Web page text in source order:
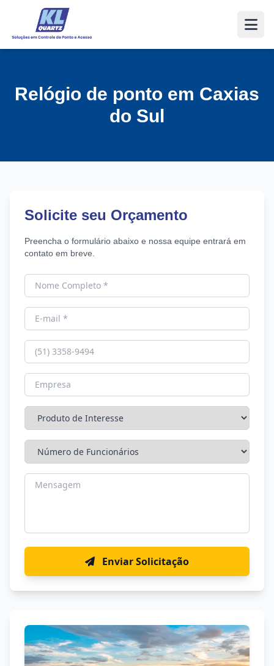
Relógio de ponto em Caxias
do Sul
Solicite seu Orçamento
Preencha o formulário abaixo e nossa equipe entrará em
contato em breve.
Enviar Solicitação